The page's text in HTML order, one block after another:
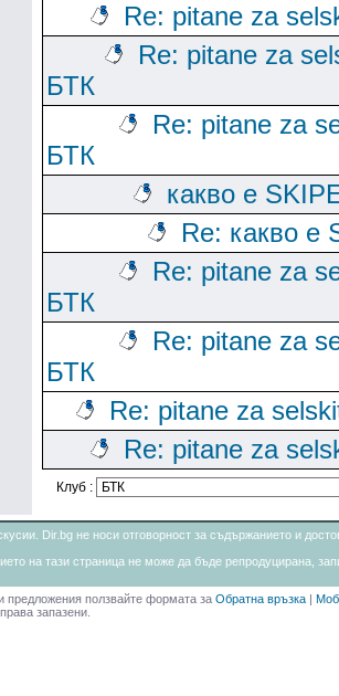
Re: pitane za
Re: pitane za
БТК
Re: pitane za
БТК
какво е
Re: какво е
Re: pitane za
БТК
Re: pitane za
БТК
Re: pitane za
Re: pitane za
Клуб :
Dir.bg не носи отговорност за съдържанието и
на тази страница не може да бъде репродуцирана,
предложения ползвайте формата за Обратна връзка |
запазени.